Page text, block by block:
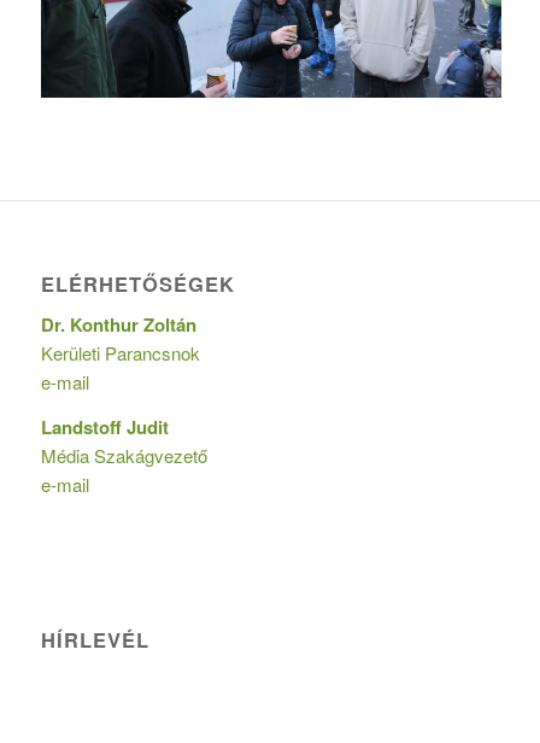
ELÉRHETŐSÉGEK
Dr. Konthur Zoltán
Kerületi Parancsnok
e-mail
Landstoff Judit
Média Szakágvezető
e-mail
HÍRLEVÉL